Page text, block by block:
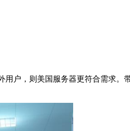
，则美国服务器更符合需求。